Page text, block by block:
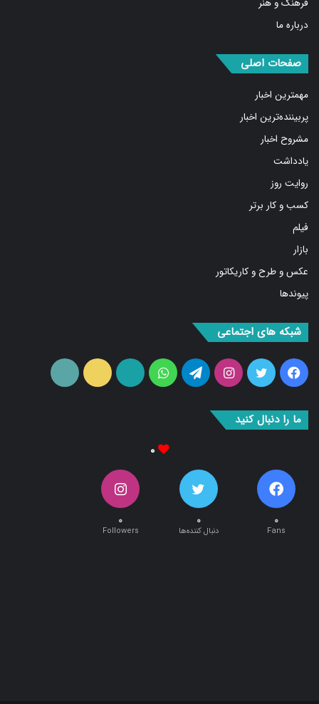
درباره ما
مهمترین اخبار
پربیننده‌ترین اخبار
مشروح اخبار
یادداشت
روایت روز
کسب و کار برتر
فیلم
بازار
عکس و طرح و کاریکاتور
پیوندها
فیس
بوک
توییتراینستاگرامتلگرامواتس
آپ
آپارات ایتا
۰ ۰ ۰